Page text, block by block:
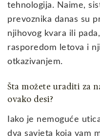
tehnologija. Naime,
prevoznika danas su
njihovog kvara ili
rasporedom letova i
otkazivanjem.
Šta možete uraditi za
ovako desi?
Iako je nemoguće
dva savjeta koja vam